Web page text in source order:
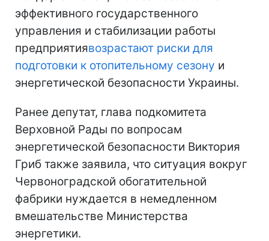
эффективного государственного
управления и стабилизации работы
предприятиявозрастают риски для
подготовки к отопительному сезону и
энергетической безопасности Украины.
Ранее депутат, глава подкомитета
Верховной Рады по вопросам
энергетической безопасности Виктория
Гриб также заявила, что ситуация вокруг
Червоноградской обогатительной
фабрики нуждается в немедленном
вмешательстве Министерства
энергетики.